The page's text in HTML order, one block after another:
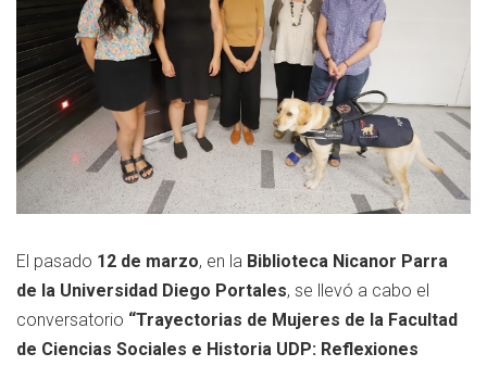
El pasado 12 de marzo, en la Biblioteca Nicanor Parra
de la Universidad Diego Portales, se llevó a cabo el
conversatorio “Trayectorias de Mujeres de la Facultad
de Ciencias Sociales e Historia UDP: Reflexiones